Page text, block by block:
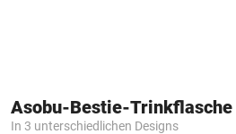
Asobu-Bestie-Trinkflasche
In 3 unterschiedlichen Designs